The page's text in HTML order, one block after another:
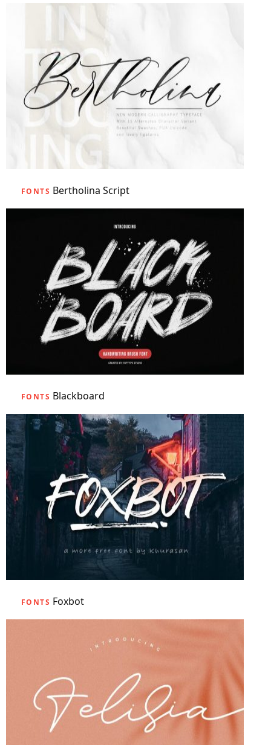
FONTS Bertholina Script
FONTS Blackboard
FONTS Foxbot